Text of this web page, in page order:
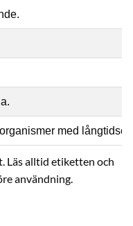
med
Läs alltid etiketten och
användning.